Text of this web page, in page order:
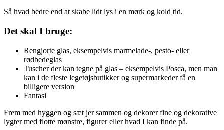
Så hvad bedre end at skabe lidt lys i en mørk og kold tid.
Det skal I bruge:
Rengjorte glas, eksempelvis marmelade-, pesto- eller
rødbedeglas
Tuscher der kan tegne på glas – eksempelvis Posca, men man
kan i de fleste legetøjsbutikker og supermarkeder få en
billigere version
Fantasi
Frem med hyggen og sæt jer sammen og dekorer fine og dekorative
lygter med flotte mønstre, figurer eller hvad I kan finde på.